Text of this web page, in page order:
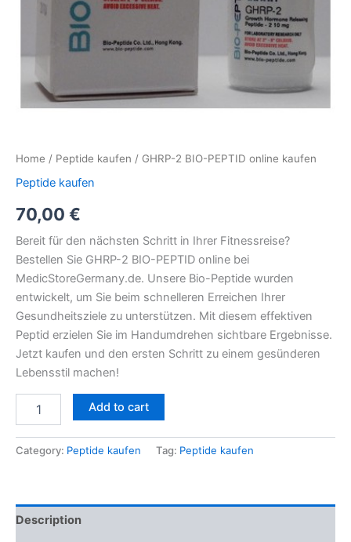
Home / Peptide kaufen / GHRP-2 BIO-PEPTID online kaufen
Peptide kaufen
70,00 €
Bereit für den nächsten Schritt in Ihrer Fitnessreise?
Bestellen Sie GHRP-2 BIO-PEPTID online bei
MedicStoreGermany.de. Unsere Bio-Peptide wurden
entwickelt, um Sie beim schnelleren Erreichen Ihrer
Gesundheitsziele zu unterstützen. Mit diesem effektiven
Peptid erzielen Sie im Handumdrehen sichtbare Ergebnisse.
Jetzt kaufen und den ersten Schritt zu einem gesünderen
Lebensstil machen!
Add to cart
Category: Peptide kaufen Tag: Peptide kaufen
Description